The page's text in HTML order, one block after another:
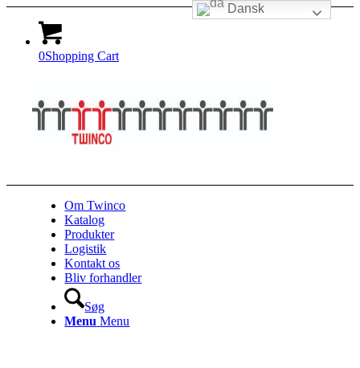
0Shopping Cart
Om Twinco
Katalog
Produkter
Logistik
Kontakt os
Bliv forhandler
Søg
Menu Menu
Dansk